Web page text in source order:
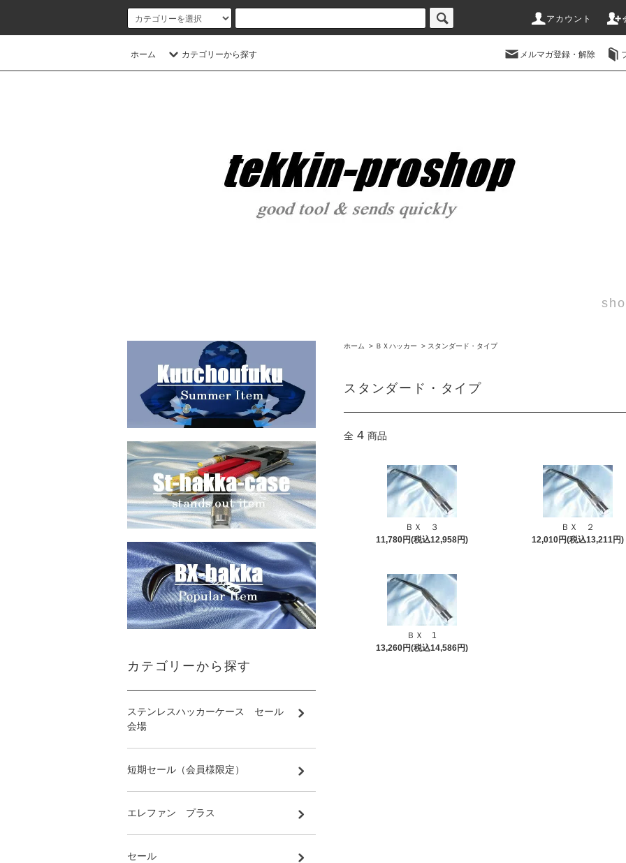
アカウント
ホーム カテゴリーから探す メルマガ登録・解除
ホーム > ＢＸハッカー > スタンダード・タイプ
スタンダード・タイプ
全 4 商品
ＢＸ ３
11,780円(税込12,958円)
ＢＸ ２
12,010円(税込13,211円)
ＢＸ 1
13,260円(税込14,586円)
カテゴリーから探す
ステンレスハッカーケース セール
会場
短期セール（会員様限定）
エレファン プラス
セール